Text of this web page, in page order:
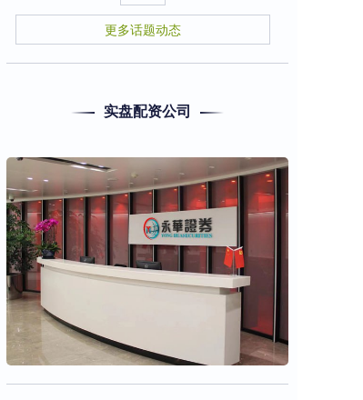
更多话题动态
实盘配资公司